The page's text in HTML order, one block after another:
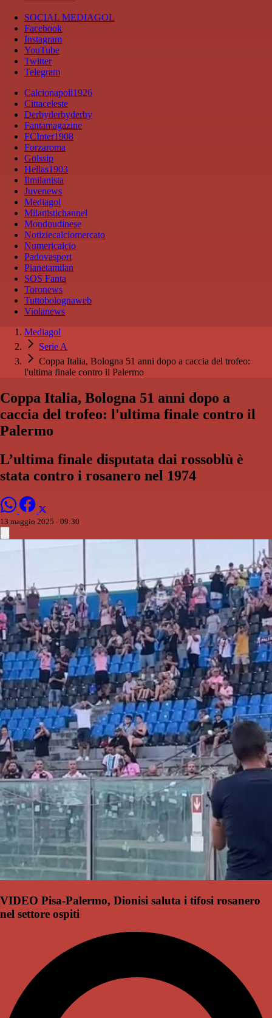
SOCIAL MEDIAGOL
Facebook
Instagram
YouTube
Twitter
Telegram
Calcionapoli1926
Cittaceleste
Derbyderbyderby
Fantamagazine
FCInter1908
Forzaroma
Golssip
Hellas1903
Ilmilanista
Juvenews
Mediagol
Milanistichannel
Mondoudinese
Notiziecalciomercato
Numericalcio
Padovasport
Pianetamilan
SOS Fanta
Toronews
Tuttobolognaweb
Violanews
Mediagol
Serie A
Coppa Italia, Bologna 51 anni dopo a caccia del trofeo:
l'ultima finale contro il Palermo
Coppa Italia, Bologna 51 anni dopo a
caccia del trofeo: l'ultima finale contro il
Palermo
L’ultima finale disputata dai rossoblù è
stata contro i rosanero nel 1974
13 maggio 2025 - 09:30
VIDEO Pisa-Palermo, Dionisi saluta i tifosi rosanero
nel settore ospiti